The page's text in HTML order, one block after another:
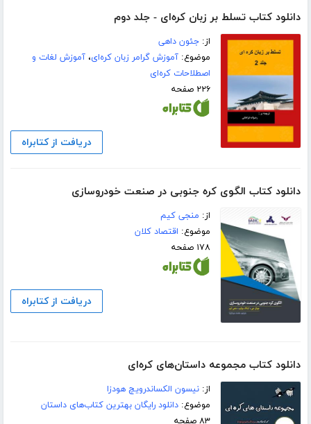
دانلود کتاب تسلط بر زبان کره‌ای - جلد دوم
از:جئون داهی
موضوع:آموزش گرامر زبان کره‌ای،آموزش لغات و
اصطلاحات کره‌ای
۲۲۶ صفحه
دریافت از کتابراه
دانلود کتاب الگوی کره جنوبی در صنعت خودروسازی
از: منجی کیم
موضوع: اقتصاد کلان
۱۷۸ صفحه
دریافت از کتابراه
دانلود کتاب مجموعه داستان‌های کره‌ای
از:نیسون الکساندرویچ هودزا
موضوع:دانلود رایگان بهترین کتاب‌های داستان
۸۳ صفحه